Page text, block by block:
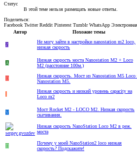
Статус
В этой теме нельзя размещать новые ответы.
Поделиться:
Facebook Twitter Reddit Pinterest Tumblr WhatsApp
Автор
Похожие темы
Z
Не могу зайти в настройки nanostation m2 loco,
низкая скорость
A
Низкая скорость моста Nanostation M2 + Loco
M2 (расстояние 100м.)
D
Низкая скорость. Мост из Nanostation M5 Loco
Nanostation M5.
I
Низкая скорость и низкий уровень capacity на
Loco m2
V
Мост Rocket M2 - LOCO M2. Низкая скорость
скачивания.
Низкая скорость NanoStation Loco M2 в реж.
моста
П
Почему у моей NanoStation2 loco низкая
скорость? Подскажите!